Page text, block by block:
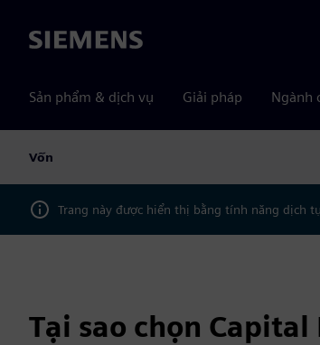
Siemens
Sản phẩm & dịch vụ Giải pháp Ngành
Vốn
Trang này được hiển thị bằng tính năng dịch
Tại sao chọn